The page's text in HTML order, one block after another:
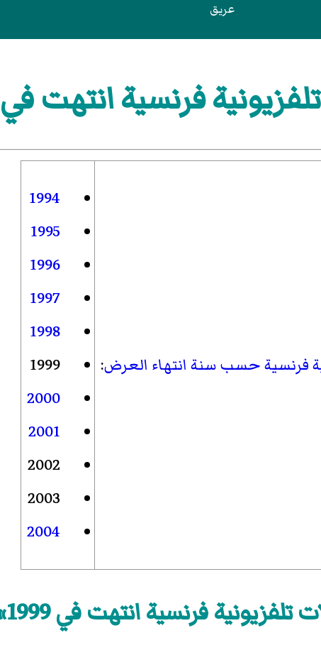
عريق
فرنسية انتهت في
فرنسية حسب سنة انتهاء العرض:
1994
1995
1996
1997
1998
1999
2000
2001
2002
2003
2004
فرنسية انتهت في 1999»